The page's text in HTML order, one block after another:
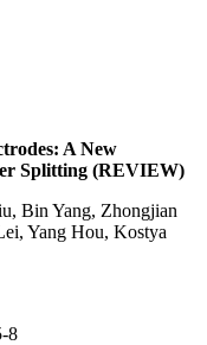
A New
Splitting (REVIEW)
Bin Yang, Zhongjian
Yang Hou, Kostya
8